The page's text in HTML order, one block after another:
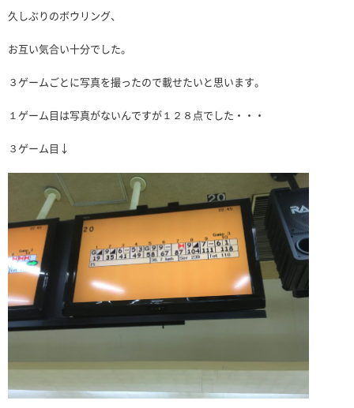
久しぶりのボウリング、
お互い気合い十分でした。
３ゲームごとに写真を撮ったので載せたいと思います。
１ゲーム目は写真がないんですが１２８点でした・・・
３ゲーム目↓